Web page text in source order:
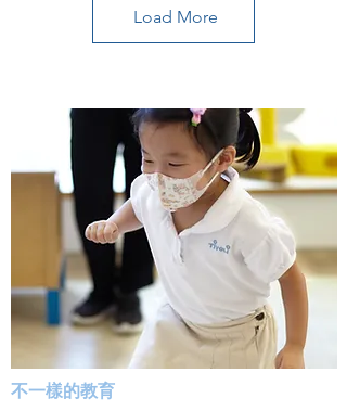
Load More
不一樣的教育